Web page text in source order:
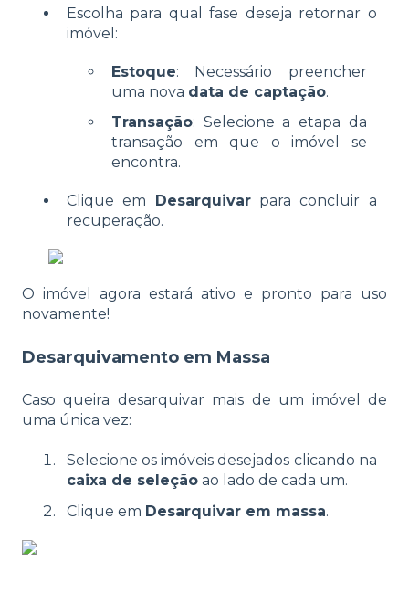
Escolha para qual fase deseja retornar o
imóvel:
Estoque: Necessário preencher
uma nova data de captação.
Transação: Selecione a etapa da
transação em que o imóvel se
encontra.
Clique em Desarquivarpara concluir a
recuperação.
O imóvel agora estará ativo e pronto para uso
novamente!
Desarquivamento em Massa
Caso queira desarquivar mais de um imóvel de
uma única vez:
Selecione os imóveis desejados clicando na
caixa de seleção ao lado de cada um.
Clique em Desarquivar em massa.